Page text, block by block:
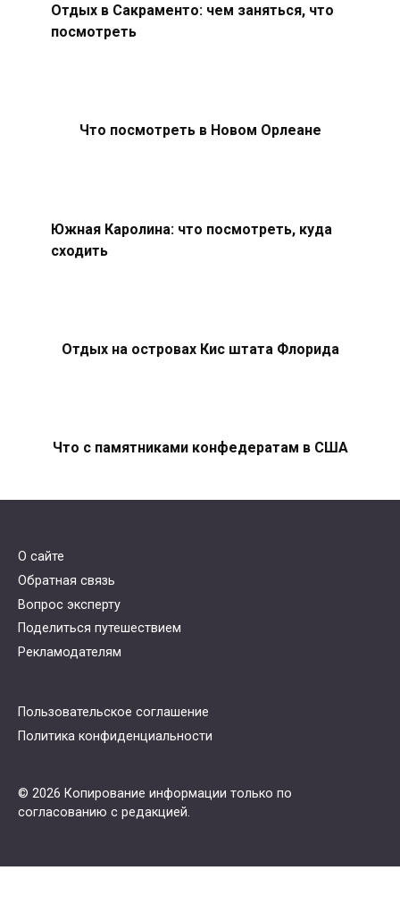
Отдых в Сакраменто: чем заняться, что
посмотреть
Что посмотреть в Новом Орлеане
Южная Каролина: что посмотреть, куда
сходить
Отдых на островах Кис штата Флорида
Что с памятниками конфедератам в США
О сайте
Обратная связь
Вопрос эксперту
Поделиться путешествием
Рекламодателям
Пользовательское соглашение
Политика конфиденциальности
© 2026 Копирование информации только по
согласованию с редакцией.